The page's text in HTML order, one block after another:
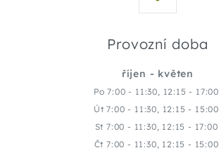
Provozní doba
říjen - květen
Po 7:00 - 11:30, 12:15 - 17:00
Út 7:00 - 11:30, 12:15 - 15:00
St 7:00 - 11:30, 12:15 - 17:00
Čt 7:00 - 11:30, 12:15 - 15:00